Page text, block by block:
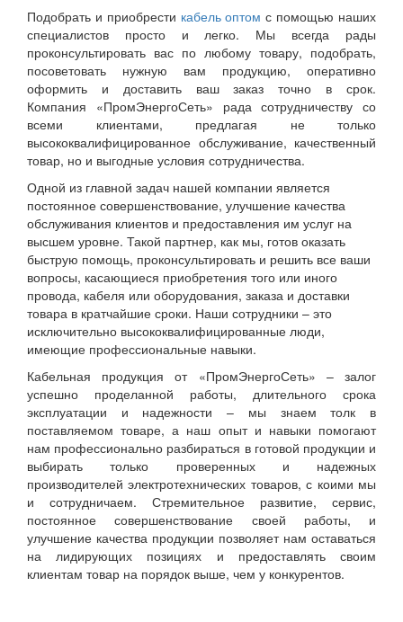
Подобрать и приобрести кабель оптом с помощью наших
специалистов просто и легко. Мы всегда рады
проконсультировать вас по любому товару, подобрать,
посоветовать нужную вам продукцию, оперативно
оформить и доставить ваш заказ точно в срок.
Компания «ПромЭнергоСеть» рада сотрудничеству со
всеми клиентами, предлагая не только
высококвалифицированное обслуживание, качественный
товар, но и выгодные условия сотрудничества.
Одной из главной задач нашей компании является
постоянное совершенствование, улучшение качества
обслуживания клиентов и предоставления им услуг на
высшем уровне. Такой партнер, как мы, готов оказать
быструю помощь, проконсультировать и решить все ваши
вопросы, касающиеся приобретения того или иного
провода, кабеля или оборудования, заказа и доставки
товара в кратчайшие сроки. Наши сотрудники – это
исключительно высококвалифицированные люди,
имеющие профессиональные навыки.
Кабельная продукция от «ПромЭнергоСеть» – залог
успешно проделанной работы, длительного срока
эксплуатации и надежности – мы знаем толк в
поставляемом товаре, а наш опыт и навыки помогают
нам профессионально разбираться в готовой продукции и
выбирать только проверенных и надежных
производителей электротехнических товаров, с коими мы
и сотрудничаем. Стремительное развитие, сервис,
постоянное совершенствование своей работы, и
улучшение качества продукции позволяет нам оставаться
на лидирующих позициях и предоставлять своим
клиентам товар на порядок выше, чем у конкурентов.